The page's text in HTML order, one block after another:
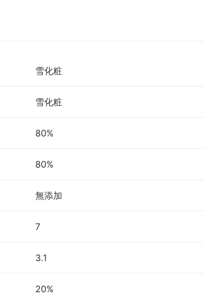
雪化粧
雪化粧
80%
80%
無添加
7
3.1
20%